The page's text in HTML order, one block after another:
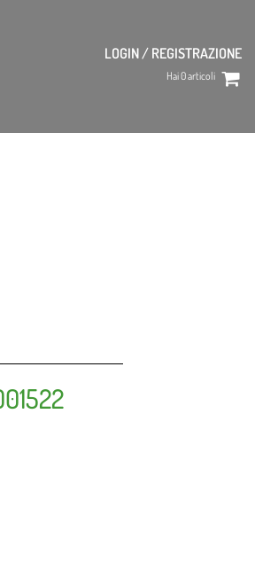
LOGIN / REGISTRAZIONE
Hai0articoli